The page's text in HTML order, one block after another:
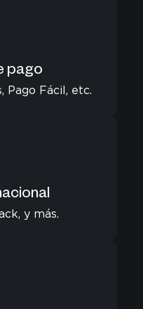
pago
Pago Fácil, etc.
y más.